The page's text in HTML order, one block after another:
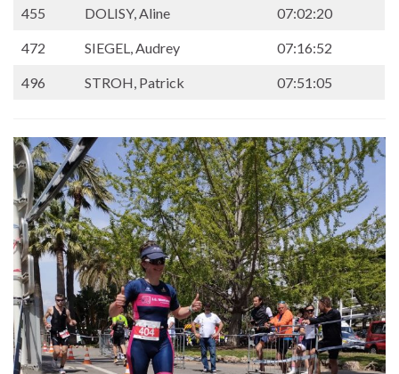
455 DOLISY, Aline 07:02:20
472 SIEGEL, Audrey 07:16:52
496 STROH, Patrick 07:51:05